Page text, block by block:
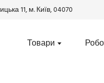
11, м. Київ, 04070
Товари